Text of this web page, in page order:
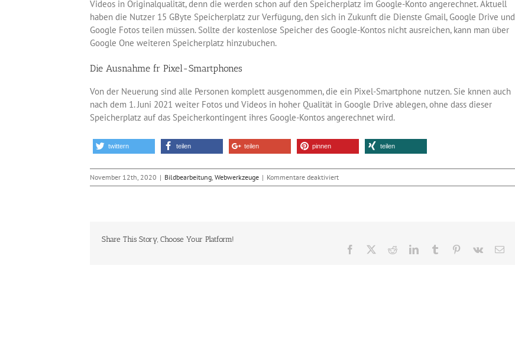
Videos in Originalqualität, denn die werden schon auf den Speicherplatz im Google-Konto angerechnet. Aktuell
haben die Nutzer 15 GByte Speicherplatz zur Verfügung, den sich in Zukunft die Dienste Gmail, Google Drive und
Google Fotos teilen müssen. Sollte der kostenlose Speicher des Google-Kontos nicht ausreichen, kann man über
Google One weiteren Speicherplatz hinzubuchen.
Die Ausnahme fr Pixel-Smartphones
Von der Neuerung sind alle Personen komplett ausgenommen, die ein Pixel-Smartphone nutzen. Sie knnen auch
nach dem 1. Juni 2021 weiter Fotos und Videos in hoher Qualität in Google Drive ablegen, ohne dass dieser
Speicherplatz auf das Speicherkontingent ihres Google-Kontos angerechnet wird.
twittern teilen teilen pinnen teilen
November 12th, 2020 | Bildbearbeitung, Webwerkzeuge | Kommentare deaktiviertfür
Google
Share This Story, Choose Your Platform!
Facebook RedditLinkedInTumblr Pinterest
Vk
E-